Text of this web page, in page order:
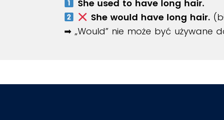
She used to have long hair.
She would have long hair.
➡ „Would” nie może być używane